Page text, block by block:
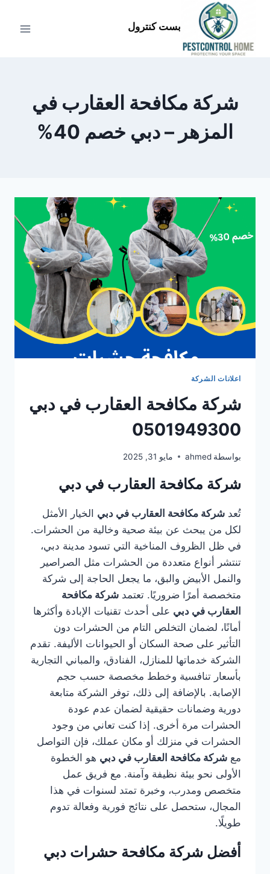
المحتوى
بست كنترول
شركة مكافحة العقارب في
المزهر – دبي خصم 40%
اعلانات الشركة
شركة مكافحة العقارب في دبي
0501949300
بواسطة ahmed مايو 31, 2025
شركة مكافحة العقارب في دبي
تُعد شركة مكافحة العقارب في دبي الخيار الأمثل
لكل من يبحث عن بيئة صحية وخالية من الحشرات.
في ظل الظروف المناخية التي تسود مدينة دبي،
تنتشر أنواع متعددة من الحشرات مثل الصراصير
والنمل الأبيض والبق، ما يجعل الحاجة إلى شركة
متخصصة أمرًا ضروريًا. تعتمد شركة مكافحة
العقارب في دبي على أحدث تقنيات الإبادة وأكثرها
أمانًا، لضمان التخلص التام من الحشرات دون
التأثير على صحة السكان أو الحيوانات الأليفة. تقدم
الشركة خدماتها للمنازل، الفنادق، والمباني التجارية
بأسعار تنافسية وخطط مخصصة حسب حجم
الإصابة. بالإضافة إلى ذلك، توفر الشركة متابعة
دورية وضمانات حقيقية لضمان عدم عودة
الحشرات مرة أخرى. إذا كنت تعاني من وجود
الحشرات في منزلك أو مكان عملك، فإن التواصل
مع شركة مكافحة العقارب في دبي هو الخطوة
الأولى نحو بيئة نظيفة وآمنة. مع فريق عمل
متخصص ومدرب، وخبرة تمتد لسنوات في هذا
المجال، ستحصل على نتائج فورية وفعالة تدوم
طويلًا.
أفضل شركة مكافحة حشرات دبي